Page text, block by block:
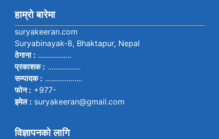
हाम्रो बारेमा
suryakeeran.com
Suryabinayak-8, Bhaktapur, Nepal
ठेगाना : .................
प्रकाशक : .................
सम्पादक : ...................
फोन : +977-
इमेल : suryakeeran@gmail.com
विज्ञापनको लागि